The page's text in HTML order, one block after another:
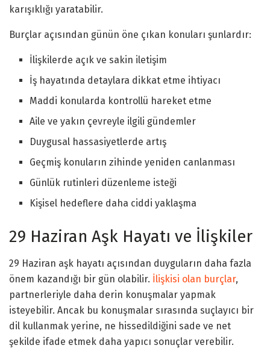
karışıklığı yaratabilir.
Burçlar açısından günün öne çıkan konuları şunlardır:
İlişkilerde açık ve sakin iletişim
İş hayatında detaylara dikkat etme ihtiyacı
Maddi konularda kontrollü hareket etme
Aile ve yakın çevreyle ilgili gündemler
Duygusal hassasiyetlerde artış
Geçmiş konuların zihinde yeniden canlanması
Günlük rutinleri düzenleme isteği
Kişisel hedeflere daha ciddi yaklaşma
29 Haziran Aşk Hayatı ve İlişkiler
29 Haziran aşk hayatı açısından duyguların daha fazla
önem kazandığı bir gün olabilir. İlişkisi olan burçlar,
partnerleriyle daha derin konuşmalar yapmak
isteyebilir. Ancak bu konuşmalar sırasında suçlayıcı bir
dil kullanmak yerine, ne hissedildiğini sade ve net
şekilde ifade etmek daha yapıcı sonuçlar verebilir.